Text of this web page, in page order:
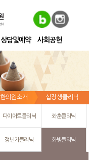
상담및예약 사회공헌
십장생클리닉
한의원소개
다이어트클리닉 좌훈클리닉
갱년기클리닉 화병클리닉